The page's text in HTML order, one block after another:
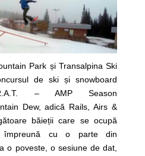
Park și Transalpina Ski
de ski și snowboard
R.A.T. – AMP Season
Dew, adică Rails, Airs &
băieții care se ocupă
împreună cu o parte din
o poveste, o sesiune de dat,